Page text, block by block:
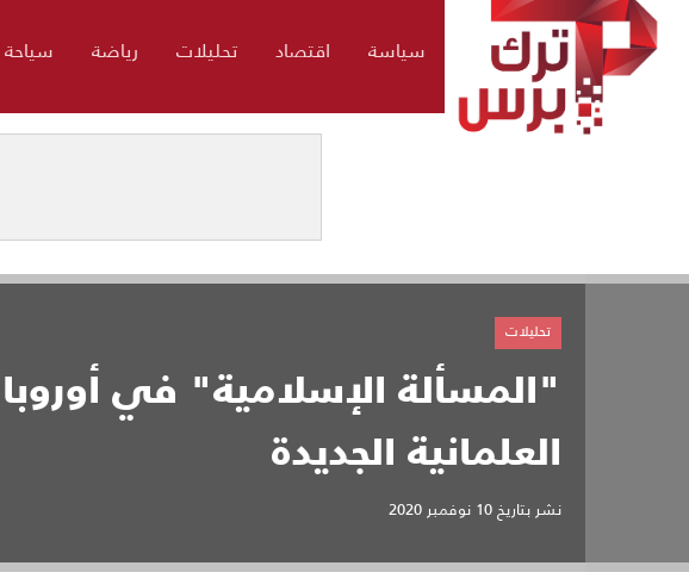
سياسة اقتصاد تحليلات رياضة سياحة
"المسألة الإسلامية" في
العلمانية الجديدة
نشر بتاريخ10 نوفمبر 2020
تحليلات